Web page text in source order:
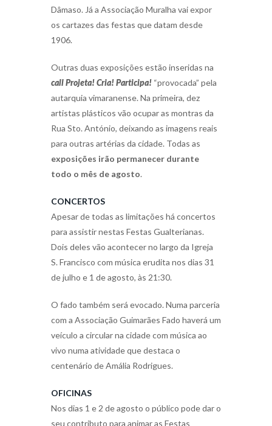
Dâmaso. Já a Associação Muralha vai expor
os cartazes das festas que datam desde
1906.
Outras duas exposições estão inseridas na
call Projeta! Cria! Participa! “provocada” pela
autarquia vimaranense. Na primeira, dez
artistas plásticos vão ocupar as montras da
Rua Sto. António, deixando as imagens reais
para outras artérias da cidade. Todas as
exposições irão permanecer durante
todo o mês de agosto.
CONCERTOS
Apesar de todas as limitações há concertos
para assistir nestas Festas Gualterianas.
Dois deles vão acontecer no largo da Igreja
S. Francisco com música erudita nos dias 31
de julho e 1 de agosto, às 21:30.
O fado também será evocado. Numa parceria
com a Associação Guimarães Fado haverá um
veículo a circular na cidade com música ao
vivo numa atividade que destaca o
centenário de Amália Rodrigues.
OFICINAS
Nos dias 1 e 2 de agosto o público pode dar o
seu contributo para animar as Festas